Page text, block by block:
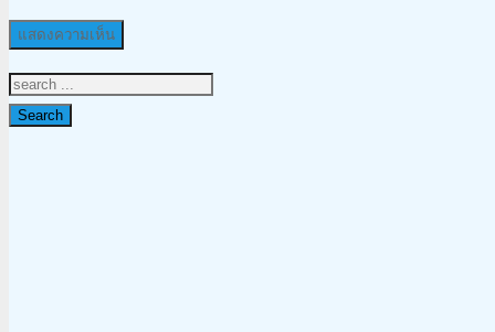
Search